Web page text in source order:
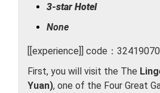
3-star Hotel
None
[[experience]] code：
First, you will visit the The
Yuan), one of the Four Great